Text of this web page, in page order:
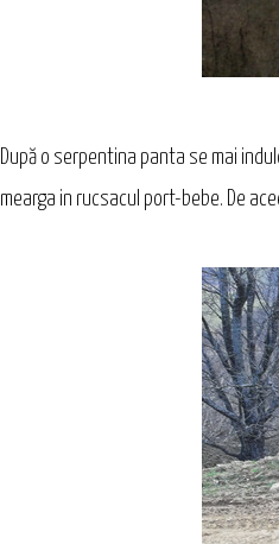
După o serpentina panta se mai
mearga in rucsacul port-bebe. De